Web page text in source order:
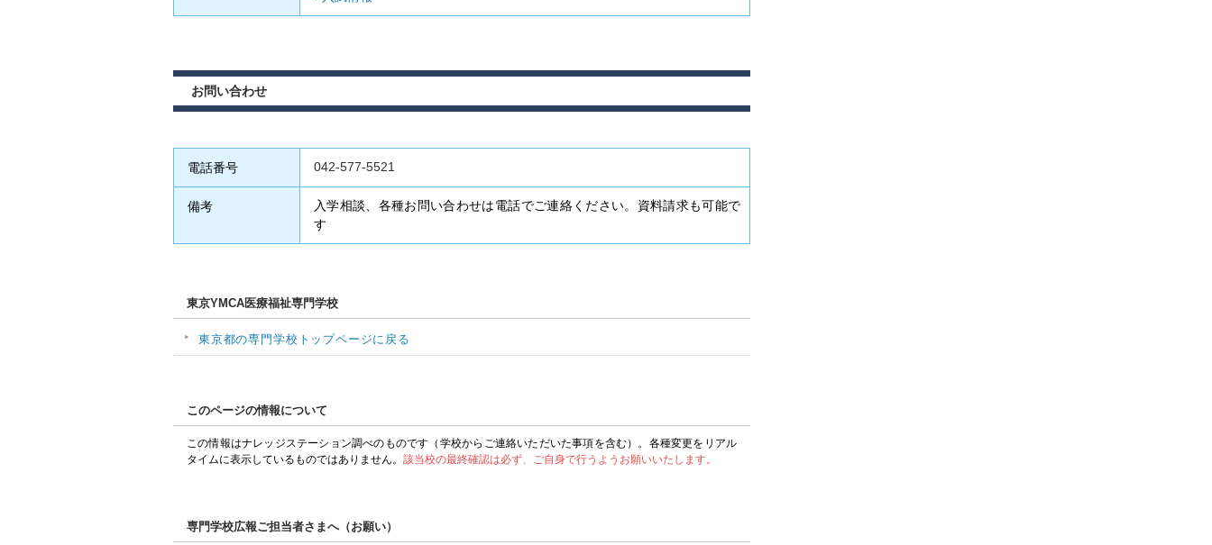
お問い合わせ
電話番号 042-577-5521
備考
入学相談、各種お問い合わせは電話でご連絡ください。資料請求も可能で
す
東京YMCA医療福祉専門学校
東京都の専門学校トップページに戻る
このページの情報について
この情報はナレッジステーション調べのものです（学校からご連絡いただいた事項を含む）。各種変更をリアル
タイムに表示しているものではありません。 該当校の最終確認は必ず、ご自身で行うようお願いいたします。
専門学校広報ご担当者さまへ（お願い）